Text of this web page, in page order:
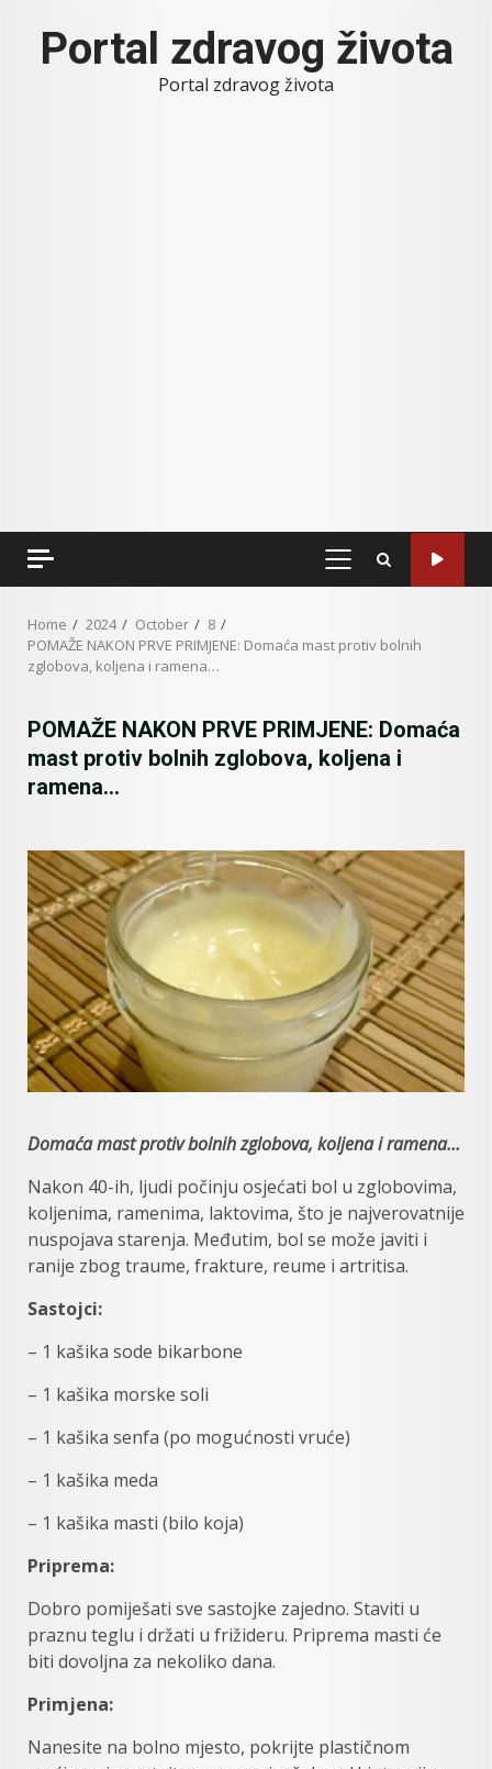
contentPortal zdravog života
Portal zdravog života
PRIMARY
Home 2024 October
8
POMAŽE NAKON PRVE PRIMJENE: Domaća mast protiv bolnih
zglobova, koljena i ramena…
POMAŽE NAKON PRVE PRIMJENE: Domaća
mast protiv bolnih zglobova, koljena i
ramena…
Domaća mast protiv bolnih zglobova, koljena i ramena…
Nakon 40-ih, ljudi počinju osjećati bol u zglobovima,
koljenima, ramenima, laktovima, što je najverovatnije
nuspojava starenja. Međutim, bol se može javiti i
ranije zbog traume, frakture, reume i artritisa.
Sastojci:
– 1 kašika sode bikarbone
– 1 kašika morske soli
– 1 kašika senfa (po mogućnosti vruće)
– 1 kašika meda
– 1 kašika masti (bilo koja)
Priprema:
Dobro pomiješati sve sastojke zajedno. Staviti u
praznu ​​teglu i držati u frižideru. Priprema masti će
biti dovoljna za nekoliko dana.
Primjena:
Nanesite na bolno mjesto, pokrijte plastičnom